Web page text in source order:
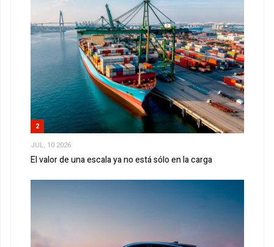
2
JUL, 10 2026
El valor de una escala ya no está sólo en la carga